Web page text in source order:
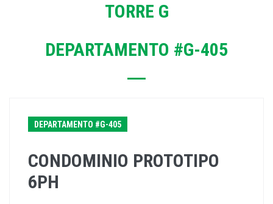
TORRE G
DEPARTAMENTO #G-405
DEPARTAMENTO #G-405
CONDOMINIO PROTOTIPO
6PH